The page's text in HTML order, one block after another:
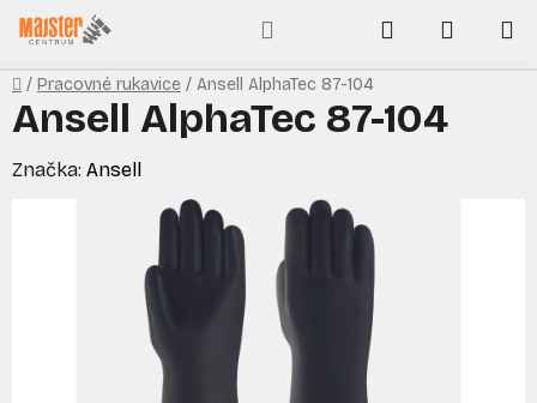
Prejsť
na
obsah
Hľadať
KOŠÍK
Domov
/ Pracovné rukavice / Ansell AlphaTec 87-104
Ansell AlphaTec 87-104
Značka: Ansell